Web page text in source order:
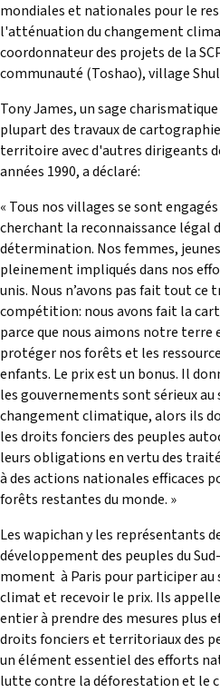
mondiales et nationales pour le
l'atténuation du changement
coordonnateur des projets de la
communauté (Toshao), village
Tony James, un sage
plupart des travaux de
territoire avec d'autres dirigeants
années 1990, a déclaré:
« Tous nos villages se sont
cherchant la reconnaissance légal
détermination. Nos femmes,
pleinement impliqués dans nos
unis. Nous n’avons pas fait tout ce
compétition: nous avons fait la
parce que nous aimons notre terre
protéger nos forêts et les
enfants. Le prix est un bonus. Il
les gouvernements sont sérieux
changement climatique, alors ils
les droits fonciers des peuples
leurs obligations en vertu des
à des actions nationales efficaces
forêts restantes du monde. »
Les wapichan y les représentants
développement des peuples du
moment à Paris pour participer au
climat et recevoir le prix. Ils
entier à prendre des mesures plus
droits fonciers et territoriaux des
un élément essentiel des efforts
lutte contre la déforestation et le